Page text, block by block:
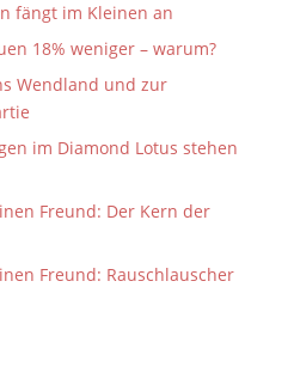
fängt im Kleinen an
18% weniger – warum?
Wendland und zur
im Diamond Lotus stehen
Freund: Der Kern der
Freund: Rauschlauscher